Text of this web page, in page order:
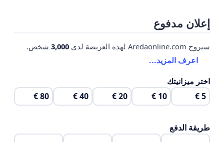
إعلان مدفوع
سيروج Aredaonline.com لهذه العريضة لدى 3,000 شخص.
اعرف المزيد...
اختر ميزانيتك
5 €
10 €
20 €
40 €
80 €
طريقة الدفع